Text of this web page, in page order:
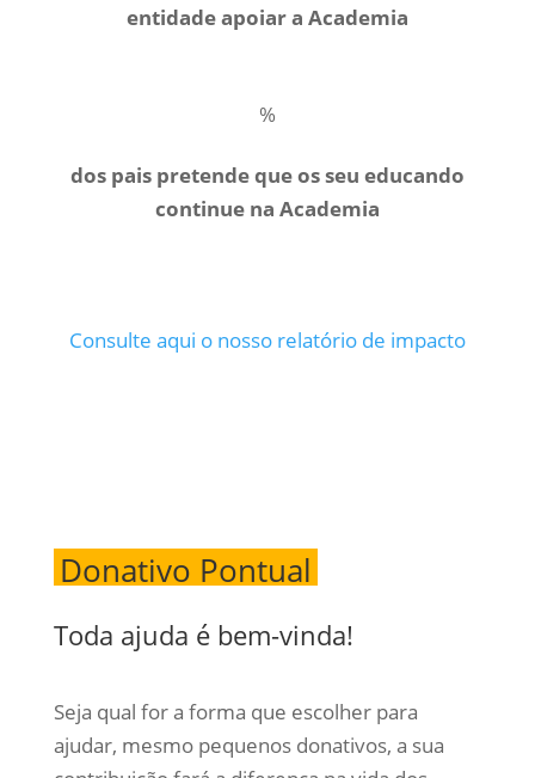
entidade apoiar a Academia
%
dos pais pretende que os seu educando
continue na Academia
Consulte aqui o nosso relatório de impacto
Donativo Pontual
Toda ajuda é bem-vinda!
Seja qual for a forma que escolher para
ajudar, mesmo pequenos donativos, a sua